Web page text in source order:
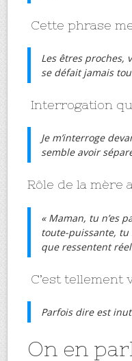
Cette phrase
Les êtres proches,
se défait jamais
Interrogation
Je m’interroge
semble avoir
Rôle de la mère
« Maman, tu n’es
toute-puissante, tu
que ressentent
C’est tellement
Parfois dire est
On en